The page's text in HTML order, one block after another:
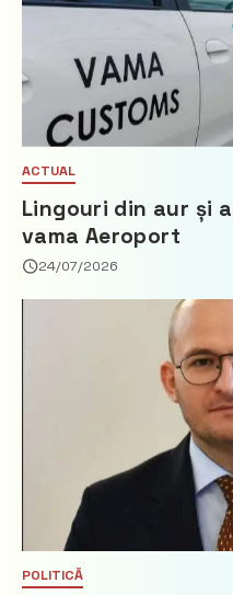
ACTUAL
Lingouri din aur și
vama Aeroport
24/07/2026
POLITICĂ